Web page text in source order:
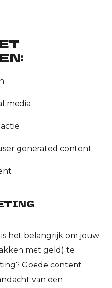
media
generated content
het belangrijk om jouw
met geld) te
Goede content
van een